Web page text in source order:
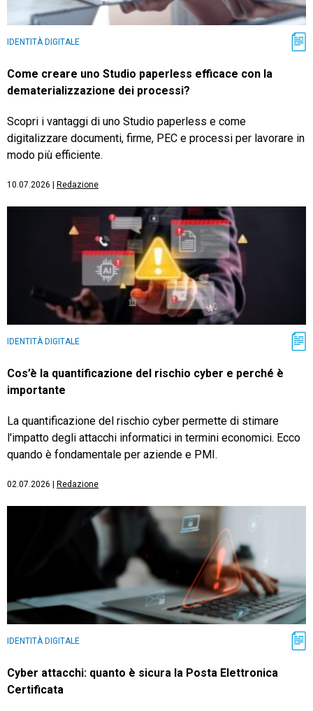
IDENTITÀ DIGITALE
Come creare uno Studio paperless efficace con la
dematerializzazione dei processi?
Scopri i vantaggi di uno Studio paperless e come
digitalizzare documenti, firme, PEC e processi per lavorare in
modo più efficiente.
10.07.2026 Redazione
IDENTITÀ DIGITALE
Cos’è la quantificazione del rischio cyber e perché è
importante
La quantificazione del rischio cyber permette di stimare
l'impatto degli attacchi informatici in termini economici. Ecco
quando è fondamentale per aziende e PMI.
02.07.2026 Redazione
IDENTITÀ DIGITALE
Cyber attacchi: quanto è sicura la Posta Elettronica
Certificata